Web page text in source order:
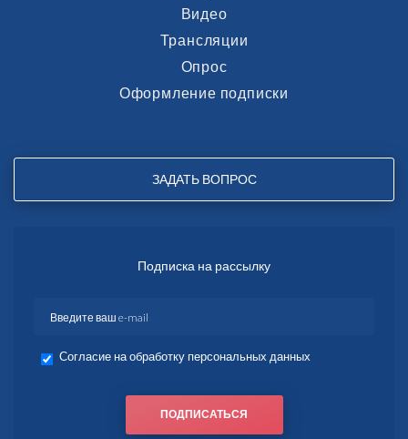
Видео
Трансляции
Опрос
Оформление подписки
ЗАДАТЬ ВОПРОС
Подписка на рассылку
Согласие на обработку персональных данных
ПОДПИСАТЬСЯ